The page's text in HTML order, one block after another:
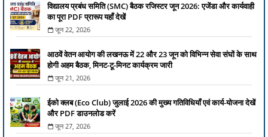
विद्यालय प्रबंध समिति (SMC) बैठक रजिस्टर जून 2026: एजेंडा और कार्यवाही
का पूरा PDF प्रारूप यहाँ देखें
जून 22, 2026
आठवें वेतन आयोग की लखनऊ में 22 और 23 जून को विभिन्न सेवा संघों के साथ
होगी अहम बैठक, मिनट-टू-मिनट कार्यक्रम जारी
जून 21, 2026
ईको क्लब (Eco Club) जुलाई 2026 की मुख्य गतिविधियाँ एवं कार्य-योजना देखें
और PDF डाउनलोड करें
जून 27, 2026